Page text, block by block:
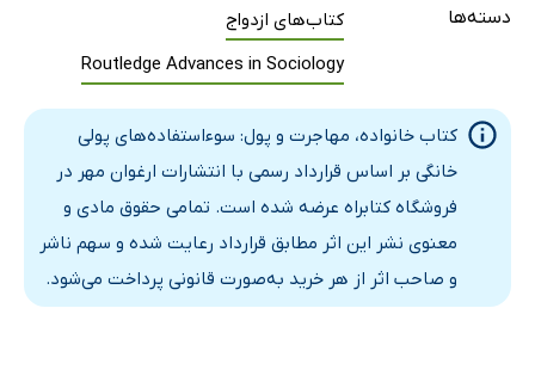
مقدمه: پدر و مادر مهریه می‌دهند
کنترل اجباری از طریق انزوا، آزار اقتصادی، عاطفی و فیزیکی
مقدمه
کنترل اجباری منجر به سلب کامل آزادی می‌شود
5) کارن: من در بیشتر زندگی زناشویی خود یک مادر مجرد
بوده‌ام
دسته‌ها
کتاب‌های ازدواج
Routledge Advances in Sociology
کتاب خانواده، مهاجرت و پول: سوءاستفاده‌های پولی
خانگی بر اساس قرارداد رسمی با انتشارات ارغوان مهر در
فروشگاه کتابراه عرضه شده است. تمامی حقوق مادی و
معنوی نشر این اثر مطابق قرارداد رعایت شده و سهم ناشر
و صاحب اثر از هر خرید به‌صورت قانونی پرداخت می‌شود.